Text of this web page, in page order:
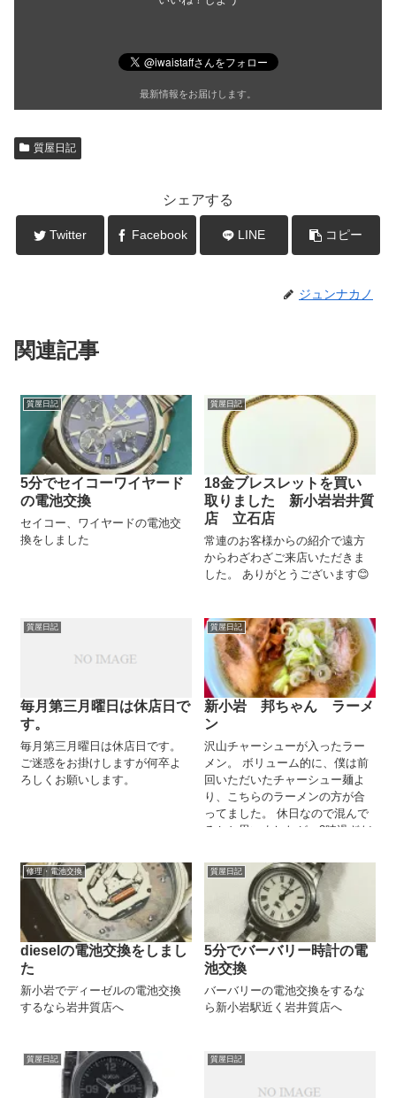
最新情報をお届けします。
質屋日記
シェアする
Twitter Facebook LINE コピー
ジュンナカノ
関連記事
質屋日記
5分でセイコーワイヤード
の電池交換
セイコー、ワイヤードの電池交
換をしました
質屋日記
18金ブレスレットを買い
取りました 新小岩岩井質
店 立石店
常連のお客様からの紹介で遠方
からわざわざご来店いただきま
した。 ありがとうございます😊
質屋日記
毎月第三月曜日は休店日で
す。
毎月第三月曜日は休店日です。
ご迷惑をお掛けしますが何卒よ
ろしくお願いします。
質屋日記
新小岩 邦ちゃん ラーメ
ン
沢山チャーシューが入ったラー
メン。 ボリューム的に、僕は前
回いただいたチャーシュー麺よ
り、こちらのラーメンの方が合
ってました。 休日なので混んで
るかと思いましたが、3時過ぎだ
修理・電池交換
dieselの電池交換をしまし
た
新小岩でディーゼルの電池交換
するなら岩井質店へ
質屋日記
5分でバーバリー時計の電
池交換
バーバリーの電池交換をするな
ら新小岩駅近く岩井質店へ
質屋日記 質屋日記